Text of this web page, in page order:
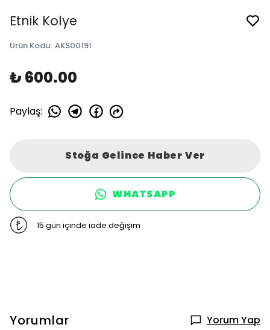
Etnik Kolye
Ürün Kodu: AKS00191
₺ 600.00
Paylaş:
Stoğa Gelince Haber Ver
WHATSAPP
15 gün içinde iade değişim
Yorumlar Yorum Yap